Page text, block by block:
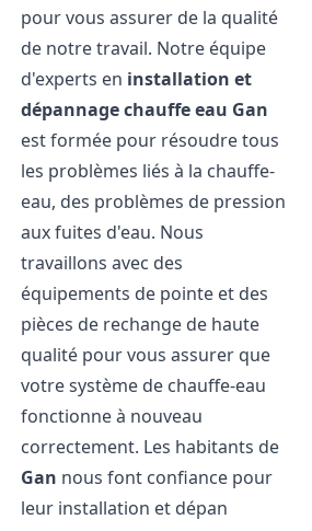
pour vous assurer de la qualité
de notre travail. Notre équipe
d'experts en installation et
dépannage chauffe eau Gan
est formée pour résoudre tous
les problèmes liés à la chauffe-
eau, des problèmes de pression
aux fuites d'eau. Nous
travaillons avec des
équipements de pointe et des
pièces de rechange de haute
qualité pour vous assurer que
votre système de chauffe-eau
fonctionne à nouveau
correctement. Les habitants de
Gan nous font confiance pour
leur installation et dépan